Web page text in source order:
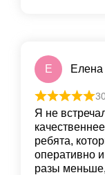
Е
Я не
ребята,
оперативно и
разы